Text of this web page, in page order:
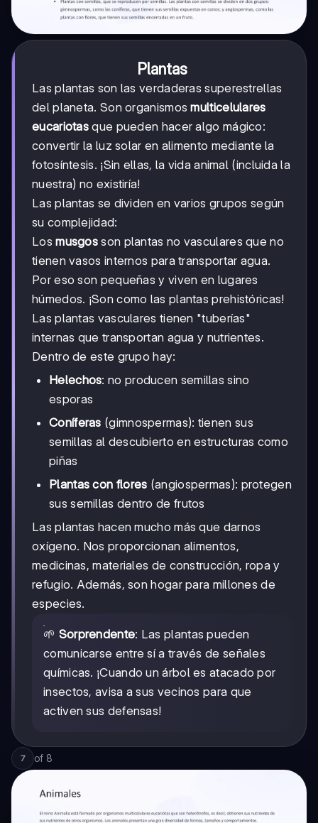
Plantas
Las plantas son las verdaderas superestrellas
del planeta. Son organismosmulticelulares
eucariotas que pueden hacer algo mágico:
convertir la luz solar en alimento mediante la
fotosíntesis. ¡Sin ellas, la vida animal (incluida la
nuestra) no existiría!
Las plantas se dividen en varios grupos según
su complejidad:
Losmusgos son plantas no vasculares que no
tienen vasos internos para transportar agua.
Por eso son pequeñas y viven en lugares
húmedos. ¡Son como las plantas prehistóricas!
Las plantas vasculares tienen "tuberías"
internas que transportan agua y nutrientes.
Dentro de este grupo hay:
Helechos: no producen semillas sino
esporas
Coníferas (gimnospermas): tienen sus
semillas al descubierto en estructuras como
piñas
Plantas con flores (angiospermas): protegen
sus semillas dentro de frutos
Las plantas hacen mucho más que darnos
oxígeno. Nos proporcionan alimentos,
medicinas, materiales de construcción, ropa y
refugio. Además, son hogar para millones de
especies.
🌱 Sorprendente: Las plantas pueden
comunicarse entre sí a través de señales
químicas. ¡Cuando un árbol es atacado por
insectos, avisa a sus vecinos para que
activen sus defensas!
7 of 8